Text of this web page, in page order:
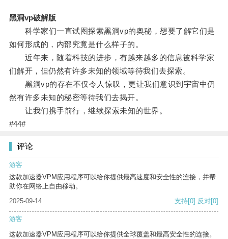
黑洞vp破解版
科学家们一直试图探索黑洞vp的奥秘，想要了解它们是
如何形成的，内部究竟是什么样子的。
近年来，随着科技的进步，有越来越多的信息被科学家
们解开，但仍然有许多未知的领域等待我们去探索。
黑洞vp的存在不仅令人惊叹，更让我们意识到宇宙中仍
然有许多未知的秘密等待我们去揭开。
让我们携手前行，继续探索未知的世界。
#44#
评论
游客
这款加速器VPM应用程序可以给你提供最高速度和安全性的连接，并帮
助你在网络上自由移动。
2025-09-14
支持[0] 反对[0]
游客
这款加速器VPM应用程序可以给你提供全球覆盖和最高安全性的连接。